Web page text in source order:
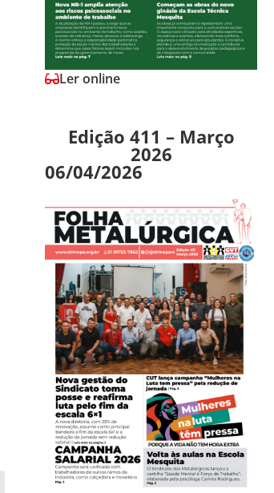
Ler online
Edição 411 – Março
2026
06/04/2026